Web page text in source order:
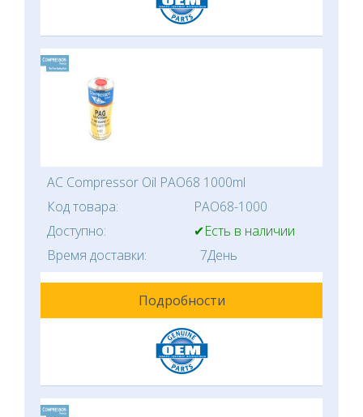
AC Compressor Oil PAO68 1000ml
Код товара:
PAO68-1000
Доступно:
✔Есть в наличии
Время доставки:
7День
Подробности